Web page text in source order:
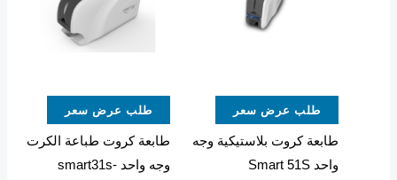
طلب عرض سعر
طابعة كروت بلاستيكية وجه
واحد Smart 51S
طلب عرض سعر
طابعة كروت طباعة الكرت
وجه واحد -smart31s